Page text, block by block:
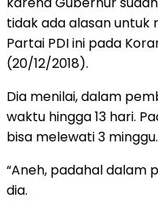
tidak ada alasan untuk
Partai PDI ini pada
(20/12/2018).
Dia menilai, dalam
waktu hingga 13 hari.
bisa melewati 3 minggu.
“Aneh, padahal dalam
dia.